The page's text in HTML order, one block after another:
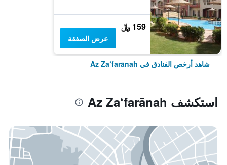
159 ﷼
عرض الصفقة
شاهد أرخص الفنادق في Az Za‘farānah
استكشف Az Za‘farānah